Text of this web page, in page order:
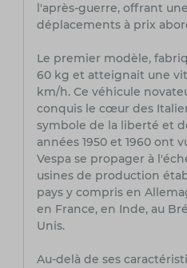
l'après-guerre, offrant
déplacements à prix
Le premier modèle,
60 kg et atteignait une
km/h. Ce véhicule
conquis le cœur des
symbole de la liberté et
années 1950 et 1960 ont
Vespa se propager à
usines de production
pays y compris en
en France, en Inde, au
Unis.
Au-delà de ses